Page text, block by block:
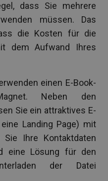
dass Sie mehrere
müssen. Das
die Kosten für die
dem Aufwand Ihres
einen E-Book-
Neben den
Sie ein attraktives E-
Landing Page) mit
Ihre Kontaktdaten
eine Lösung für den
der Datei